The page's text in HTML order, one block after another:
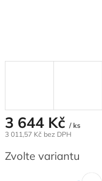
3 644 Kč / ks
3 011,57 Kč bez DPH
cena:
Zvolte variantu